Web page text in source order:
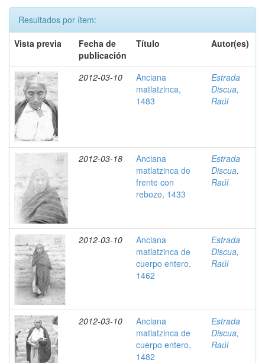
Resultados por ítem:
Vista previa
Fecha de
publicación
Título Autor(es)
2012-03-10
Anciana
matlatzinca,
1483
Estrada
Discua,
Raúl
2012-03-18
Anciana
matlatzinca de
frente con
rebozo, 1433
Estrada
Discua,
Raúl
2012-03-10
Anciana
matlatzinca de
cuerpo entero,
1462
Estrada
Discua,
Raúl
2012-03-10
Anciana
matlatzinca de
cuerpo entero,
1482
Estrada
Discua,
Raúl